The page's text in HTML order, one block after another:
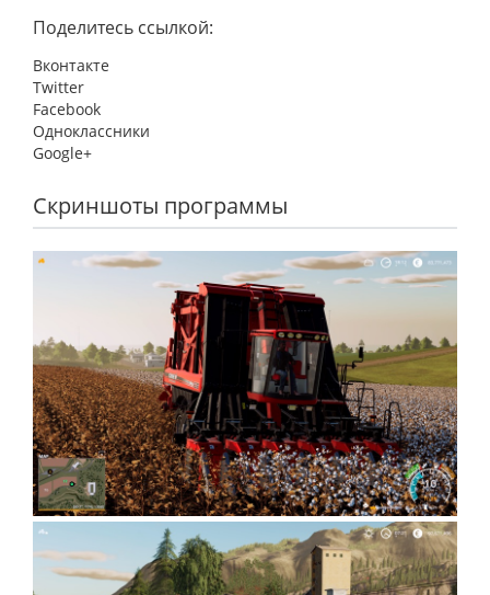
Поделитесь ссылкой:
Вконтакте
Twitter
Facebook
Одноклассники
Google+
Скриншоты программы